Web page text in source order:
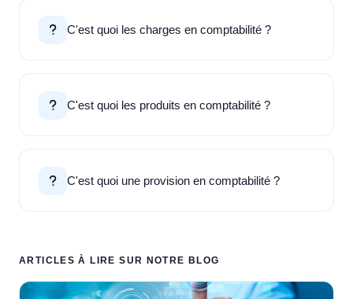
C'est quoi les charges en comptabilité ?
C'est quoi les produits en comptabilité ?
C'est quoi une provision en comptabilité ?
ARTICLES À LIRE SUR NOTRE BLOG